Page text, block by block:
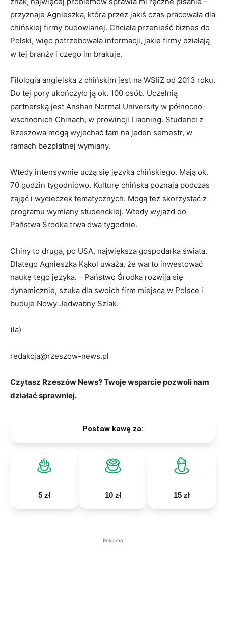
przyznaje Agnieszka, która przez jakiś czas pracowała dla
chińskiej firmy budowlanej. Chciała przenieść biznes do
Polski, więc potrzebowała informacji, jakie firmy działają
w tej branży i czego im brakuje.
Filologia angielska z chińskim jest na WSIiZ od 2013 roku.
Do tej pory ukończyło ją ok. 100 osób. Uczelnią
partnerską jest Anshan Normal University w północno-
wschodnich Chinach, w prowincji Liaoning. Studenci z
Rzeszowa mogą wyjechać tam na jeden semestr, w
ramach bezpłatnej wymiany.
Wtedy intensywnie uczą się języka chińskiego. Mają ok.
70 godzin tygodniowo. Kulturę chińską poznają podczas
zajęć i wycieczek tematycznych. Mogą też skorzystać z
programu wymiany studenckiej. Wtedy wyjazd do
Państwa Środka trwa dwa tygodnie.
Chiny to druga, po USA, największa gospodarka świata.
Dlatego Agnieszka Kąkol uważa, że warto inwestować
naukę tego języka. – Państwo Środka rozwija się
dynamicznie, szuka dla swoich firm miejsca w Polsce i
buduje Nowy Jedwabny Szlak.
(la)
redakcja@rzeszow-news.pl
Czytasz Rzeszów News? Twoje wsparcie pozwoli nam
działać sprawniej.
Postaw kawę za:
5 zł 10 zł 15 zł
Reklama